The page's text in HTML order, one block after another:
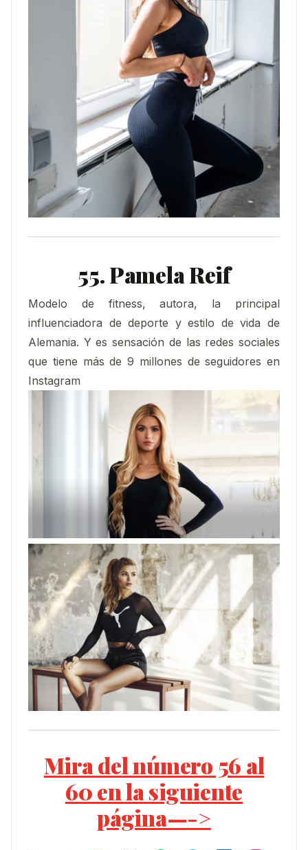
55. Pamela Reif
Modelo de fitness, autora, la principal
influenciadora de deporte y estilo de vida de
Alemania. Y es sensación de las redes sociales
que tiene más de 9 millones de seguidores en
Instagram
Mira del número 56 al
60 en la siguiente
página—->